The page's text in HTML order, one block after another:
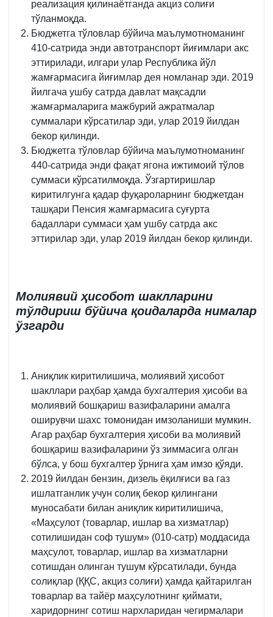
реализация қилинаётганда акциз солиғи
тўланмоқда.
Бюджетга тўловлар бўйича маълумотноманинг
410-сатрида энди автотранспорт йиғимлари акс
эттирилади, илгари улар Республика йўл
жамғармасига йиғимлар дея номланар эди. 2019
йилгача ушбу сатрда давлат мақсадли
жамғармаларига мажбурий ажратмалар
суммалари кўрсатилар эди, улар 2019 йилдан
бекор қилинди.
Бюджетга тўловлар бўйича маълумотноманинг
440-сатрида энди фақат ягона ижтимоий тўлов
суммаси кўрсатилмоқда. Ўзгартиришлар
киритилгунга қадар фуқароларнинг бюджетдан
ташқари Пенсия жамғармасига суғурта
бадаллари суммаси ҳам ушбу сатрда акс
эттирилар эди, улар 2019 йилдан бекор қилинди.
Молиявий ҳисобот шаклларини
тўлдириш бўйича қоидаларда нималар
ўзгарди
Аниқлик киритилишича, молиявий ҳисобот
шакллари раҳбар ҳамда бухгалтерия ҳисоби ва
молиявий бошқариш вазифаларини амалга
оширувчи шахс томонидан имзоланиши мумкин.
Агар раҳбар бухгалтерия ҳисоби ва молиявий
бошқариш вазифаларини ўз зиммасига олган
бўлса, у бош бухгалтер ўрнига ҳам имзо қўяди.
2019 йилдан бензин, дизель ёқилғиси ва газ
ишлатганлик учун солиқ бекор қилингани
муносабати билан аниқлик киритилишича,
«Маҳсулот (товарлар, ишлар ва хизматлар)
сотилишидан соф тушум» (010-сатр) моддасида
маҳсулот, товарлар, ишлар ва хизматларни
сотишдан олинган тушум кўрсатилади, бунда
солиқлар (ҚҚС, акциз солиғи) ҳамда қайтарилган
товарлар ва тайёр маҳсулотнинг қиймати,
харидорнинг сотиш нархларидан чегирмалари